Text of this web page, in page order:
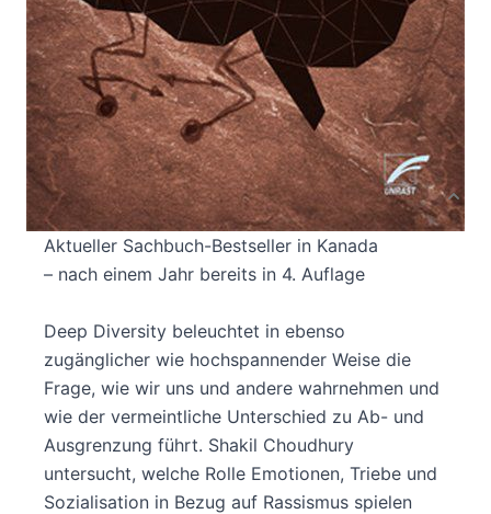
Bibliografische Daten
Autor:innenbeschreibung
Produktbeschreibung
Aktueller Sachbuch-Bestseller in Kanada
– nach einem Jahr bereits in 4. Auflage
Deep Diversity beleuchtet in ebenso
zugänglicher wie hochspannender Weise die
Frage, wie wir uns und andere wahrnehmen und
wie der vermeintliche Unterschied zu Ab- und
Ausgrenzung führt. Shakil Choudhury
untersucht, welche Rolle Emotionen, Triebe und
Sozialisation in Bezug auf Rassismus spielen